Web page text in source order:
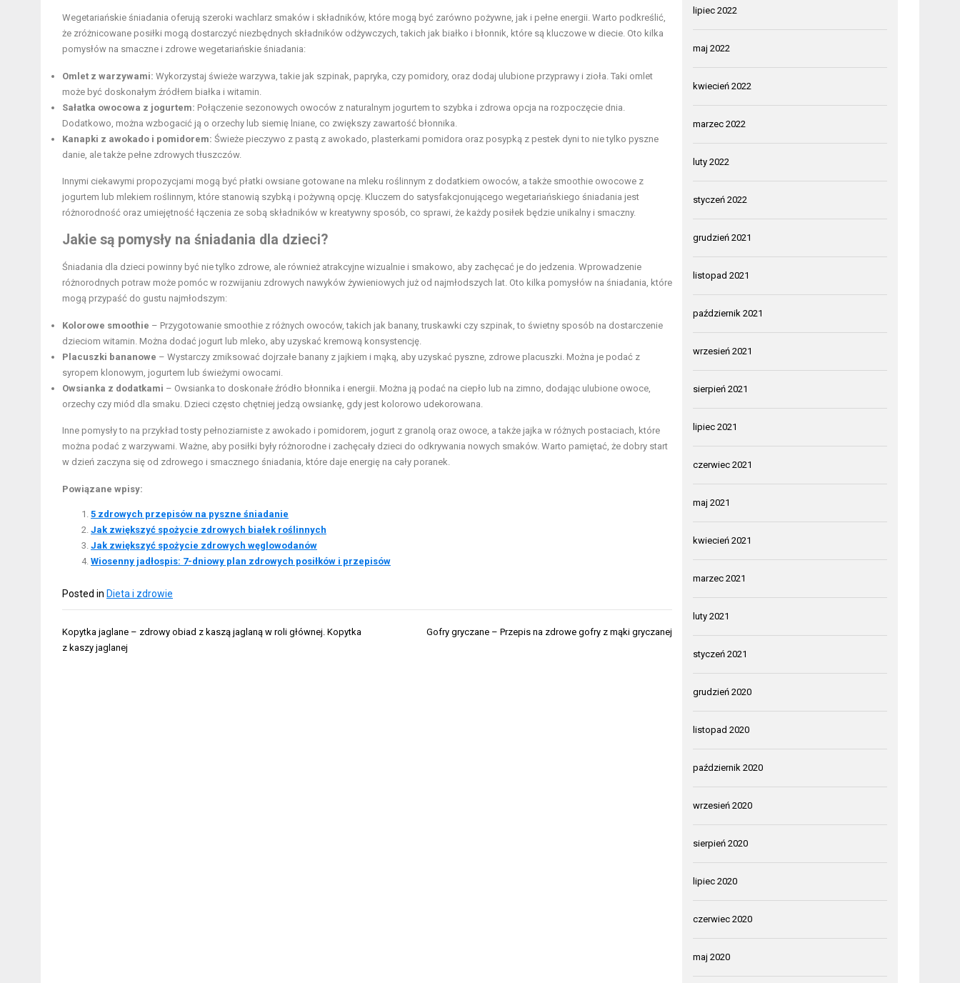
Wegetariańskie śniadania oferują szeroki wachlarz smaków i składników, które mogą być zarówno pożywne, jak i pełne energii. Warto podkreślić,
że zróżnicowane posiłki mogą dostarczyć niezbędnych składników odżywczych, takich jak białko i błonnik, które są kluczowe w diecie. Oto kilka
pomysłów na smaczne i zdrowe wegetariańskie śniadania:
Omlet z warzywami: Wykorzystaj świeże warzywa, takie jak szpinak, papryka, czy pomidory, oraz dodaj ulubione przyprawy i zioła. Taki omlet
może być doskonałym źródłem białka i witamin.
Sałatka owocowa z jogurtem: Połączenie sezonowych owoców z naturalnym jogurtem to szybka i zdrowa opcja na rozpoczęcie dnia.
Dodatkowo, można wzbogacić ją o orzechy lub siemię lniane, co zwiększy zawartość błonnika.
Kanapki z awokado i pomidorem: Świeże pieczywo z pastą z awokado, plasterkami pomidora oraz posypką z pestek dyni to nie tylko pyszne
danie, ale także pełne zdrowych tłuszczów.
Innymi ciekawymi propozycjami mogą być płatki owsiane gotowane na mleku roślinnym z dodatkiem owoców, a także smoothie owocowe z
jogurtem lub mlekiem roślinnym, które stanowią szybką i pożywną opcję. Kluczem do satysfakcjonującego wegetariańskiego śniadania jest
różnorodność oraz umiejętność łączenia ze sobą składników w kreatywny sposób, co sprawi, że każdy posiłek będzie unikalny i smaczny.
Jakie są pomysły na śniadania dla dzieci?
Śniadania dla dzieci powinny być nie tylko zdrowe, ale również atrakcyjne wizualnie i smakowo, aby zachęcać je do jedzenia. Wprowadzenie
różnorodnych potraw może pomóc w rozwijaniu zdrowych nawyków żywieniowych już od najmłodszych lat. Oto kilka pomysłów na śniadania, które
mogą przypaść do gustu najmłodszym:
Kolorowe smoothie – Przygotowanie smoothie z różnych owoców, takich jak banany, truskawki czy szpinak, to świetny sposób na dostarczenie
dzieciom witamin. Można dodać jogurt lub mleko, aby uzyskać kremową konsystencję.
Placuszki bananowe – Wystarczy zmiksować dojrzałe banany z jajkiem i mąką, aby uzyskać pyszne, zdrowe placuszki. Można je podać z
syropem klonowym, jogurtem lub świeżymi owocami.
Owsianka z dodatkami – Owsianka to doskonałe źródło błonnika i energii. Można ją podać na ciepło lub na zimno, dodając ulubione owoce,
orzechy czy miód dla smaku. Dzieci często chętniej jedzą owsiankę, gdy jest kolorowo udekorowana.
Inne pomysły to na przykład tosty pełnoziarniste z awokado i pomidorem, jogurt z granolą oraz owoce, a także jajka w różnych postaciach, które
można podać z warzywami. Ważne, aby posiłki były różnorodne i zachęcały dzieci do odkrywania nowych smaków. Warto pamiętać, że dobry start
w dzień zaczyna się od zdrowego i smacznego śniadania, które daje energię na cały poranek.
Powiązane wpisy:
5 zdrowych przepisów na pyszne śniadanie
Jak zwiększyć spożycie zdrowych białek roślinnych
Jak zwiększyć spożycie zdrowych węglowodanów
Wiosenny jadłospis: 7-dniowy plan zdrowych posiłków i przepisów
Posted in Dieta i zdrowie
Nawigacja
wpisu
Kopytka jaglane – zdrowy obiad z kaszą jaglaną w roli głównej. Kopytka
z kaszy jaglanej
Gofry gryczane – Przepis na zdrowe gofry z mąki gryczanej
lipiec 2022
maj 2022
kwiecień 2022
marzec 2022
luty 2022
styczeń 2022
grudzień 2021
listopad 2021
październik 2021
wrzesień 2021
sierpień 2021
lipiec 2021
czerwiec 2021
maj 2021
kwiecień 2021
marzec 2021
luty 2021
styczeń 2021
grudzień 2020
listopad 2020
październik 2020
wrzesień 2020
sierpień 2020
lipiec 2020
czerwiec 2020
maj 2020